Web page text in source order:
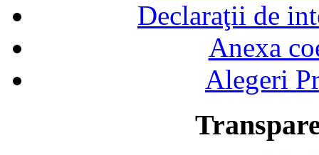
Declaraţii de
Anexa
Alegeri